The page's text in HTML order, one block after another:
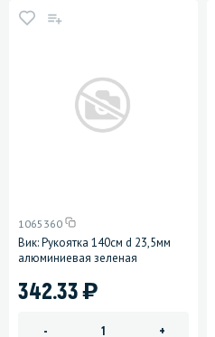
1065360
Вик: Рукоятка 140см d 23,5мм
алюминиевая зеленая
342.33)
- +